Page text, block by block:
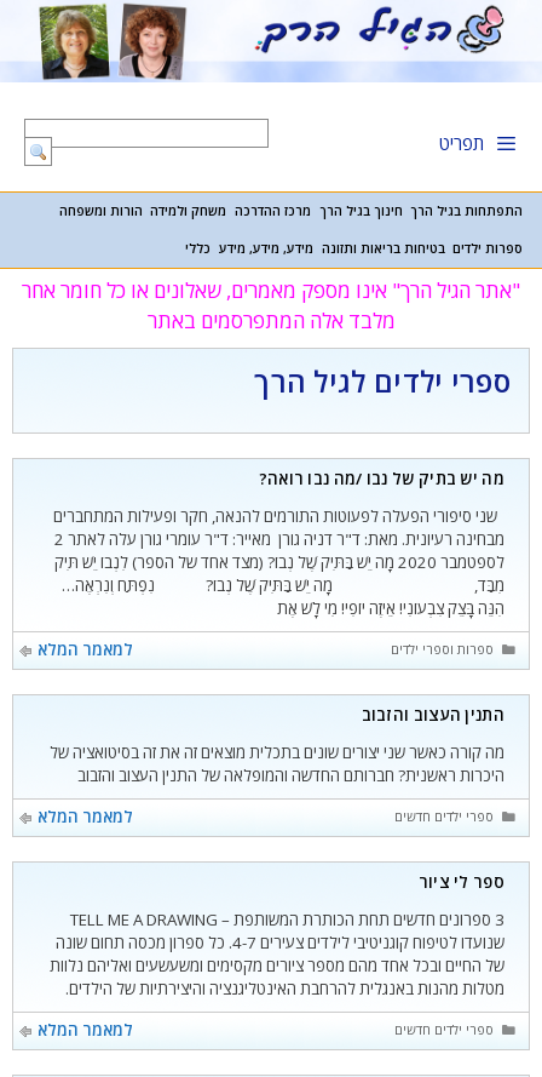
לתוכן
תפריט
התפתחות בגיל הרך חינוך בגיל הרך מרכז ההדרכה משחק ולמידה הורות ומשפחה
ספרות ילדים בטיחות בריאות ותזונה מידע, מידע, מידע כללי
"אתר הגיל הרך" אינו מספק מאמרים, שאלונים או כל חומר אחר
מלבד אלה המתפרסמים באתר
ספרי ילדים לגיל הרך
מה יש בתיק של נבו /מה נבו רואה?
שני סיפורי הפעלה לפעוטות התורמים להנאה, חקר ופעילות המתחברים
מבחינה רעיונית. מאת: ד"ר דניה גורן מאייר: ד"ר עומרי גורן עלה לאתר 2
לספטמבר 2020 מָה יֵשׁ בַּתִּיק שֶׁל נְבוֹ? (מצד אחד של הספר) לִנְבוֹ יֵשׁ תִּיק
מִבַּד, מָה יֵשׁ בַּתִּיק שֶׁל נְבוֹ? נִפְתַּח וְנִרְאֶה…
הִנֵּה בָּצֵק צִבְעוֹנִי! אֵיזֶה יוֹפִי! מִי לָשׁ אֶת
למאמר המלא
קטגוריות
ספרות וספרי ילדים
התנין העצוב והזבוב
מה קורה כאשר שני יצורים שונים בתכלית מוצאים זה את זה בסיטואציה של
היכרות ראשנית? חברותם החדשה והמופלאה של התנין העצוב והזבוב
למאמר המלא
קטגוריות
ספרי ילדים חדשים
ספר לי ציור
3 ספרונים חדשים תחת הכותרת המשותפת – TELL ME A DRAWING
שנועדו לטיפוח קוגניטיבי לילדים צעירים 4-7. כל ספרון מכסה תחום שונה
של החיים ובכל אחד מהם מספר ציורים מקסימים ומשעשעים ואליהם נלוות
מטלות מהנות באנגלית להרחבת האינטליגנציה והיצירתיות של הילדים.
למאמר המלא
קטגוריות
ספרי ילדים חדשים